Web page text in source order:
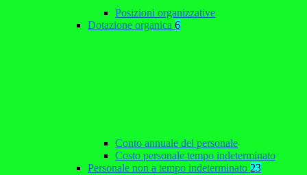
Posizioni organizzative
Dotazione organica 6
Conto annuale del personale
Costo personale tempo indeterminato
Personale non a tempo indeterminato 23